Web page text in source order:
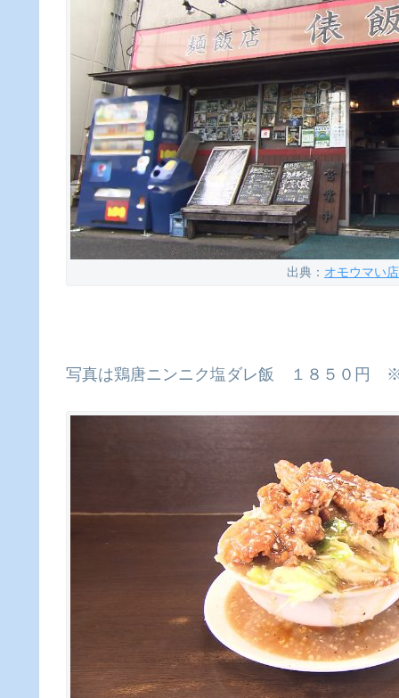
出典： オモウマい店
写真は鶏唐ニンニク塩ダレ飯 １８５０円